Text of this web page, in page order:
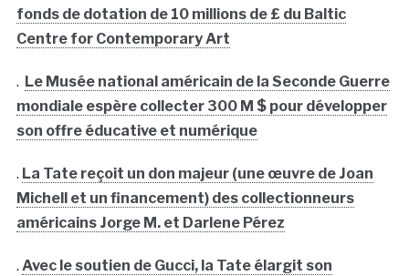
fonds de dotation de 10 millions de £ du Baltic
Centre for Contemporary Art
. Le Musée national américain de la Seconde Guerre
mondiale espère collecter 300 M $ pour développer
son offre éducative et numérique
. La Tate reçoit un don majeur (une œuvre de Joan
Michell et un financement) des collectionneurs
américains Jorge M. et Darlene Pérez
. Avec le soutien de Gucci, la Tate élargit son